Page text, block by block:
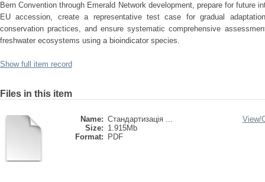
Bern Convention through Emerald Network development, prepare for future
EU accession, create a representative test case for gradual
conservation practices, and ensure systematic comprehensive
freshwater ecosystems using a bioindicator species.
Show full item record
Files in this item
Name: Стандартизація ...
Size: 1.915Mb
Format:
PDF
View/